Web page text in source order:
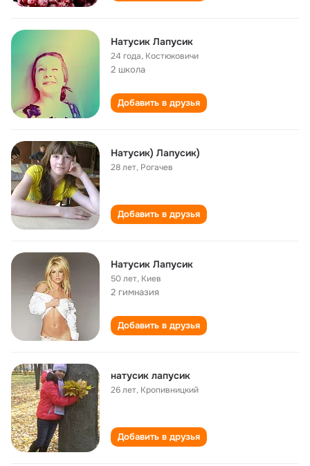
Натусик Лапусик
24 года, Костюковичи
2 школа
Добавить в друзья
Натусик) Лапусик)
28 лет, Рогачев
Добавить в друзья
Натусик Лапусик
50 лет, Киев
2 гимназия
Добавить в друзья
натусик лапусик
26 лет, Кропивницкий
Добавить в друзья